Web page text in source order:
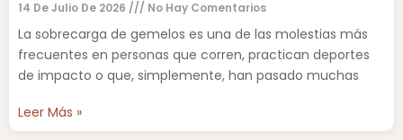
14 De Julio De 2026 No Hay Comentarios
La sobrecarga de gemelos es una de las molestias más
frecuentes en personas que corren, practican deportes
de impacto o que, simplemente, han pasado muchas
Leer Más »